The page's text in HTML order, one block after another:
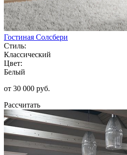
Гостиная Солсбери
Стиль:
Классический
Цвет:
Белый
от 30 000 руб.
Рассчитать